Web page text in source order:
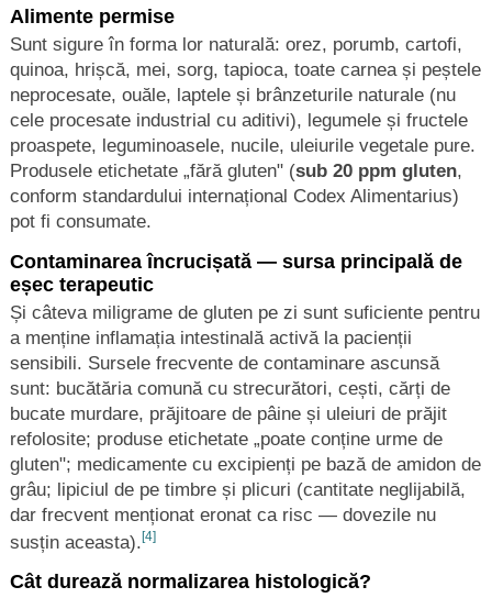
Alimente permise
Sunt sigure în forma lor naturală: orez, porumb, cartofi,
quinoa, hrișcă, mei, sorg, tapioca, toate carnea și peștele
neprocesate, ouăle, laptele și brânzeturile naturale (nu
cele procesate industrial cu aditivi), legumele și fructele
proaspete, leguminoasele, nucile, uleiurile vegetale pure.
Produsele etichetate „fără gluten" (sub 20 ppm gluten,
conform standardului internațional Codex Alimentarius)
pot fi consumate.
Contaminarea încrucișată — sursa principală de
eșec terapeutic
Și câteva miligrame de gluten pe zi sunt suficiente pentru
a menține inflamația intestinală activă la pacienții
sensibili. Sursele frecvente de contaminare ascunsă
sunt: bucătăria comună cu strecurători, cești, cărți de
bucate murdare, prăjitoare de pâine și uleiuri de prăjit
refolosite; produse etichetate „poate conține urme de
gluten"; medicamente cu excipienți pe bază de amidon de
grâu; lipiciul de pe timbre și plicuri (cantitate neglijabilă,
dar frecvent menționat eronat ca risc — dovezile nu
susțin aceasta).
[4]
Cât durează normalizarea histologică?